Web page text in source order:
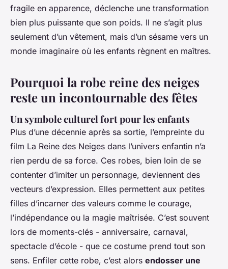
fragile en apparence, déclenche une transformation
bien plus puissante que son poids. Il ne s’agit plus
seulement d’un vêtement, mais d’un sésame vers un
monde imaginaire où les enfants règnent en maîtres.
Pourquoi la robe reine des neiges
reste un incontournable des fêtes
Un symbole culturel fort pour les enfants
Plus d’une décennie après sa sortie, l’empreinte du
film La Reine des Neiges dans l’univers enfantin n’a
rien perdu de sa force. Ces robes, bien loin de se
contenter d’imiter un personnage, deviennent des
vecteurs d’expression. Elles permettent aux petites
filles d’incarner des valeurs comme le courage,
l’indépendance ou la magie maîtrisée. C’est souvent
lors de moments-clés - anniversaire, carnaval,
spectacle d’école - que ce costume prend tout son
sens. Enfiler cette robe, c’est alors endosser une